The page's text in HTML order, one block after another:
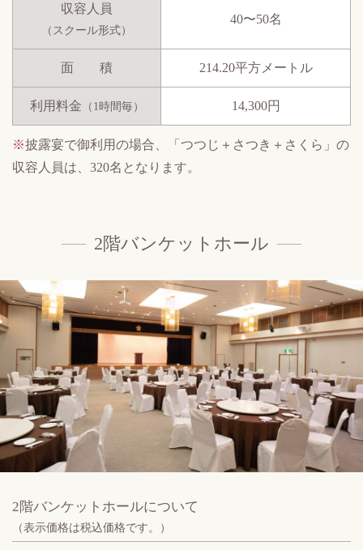
収容人員
（スクール形式）
40〜50名
面 積 214.20平方メートル
利用料金 （1時間毎） 14,300円
※披露宴で御利用の場合、「つつじ＋さつき＋さくら」の
収容人員は、320名となります。
2階バンケットホール
2階バンケットホールについて
（表示価格は税込価格です。）